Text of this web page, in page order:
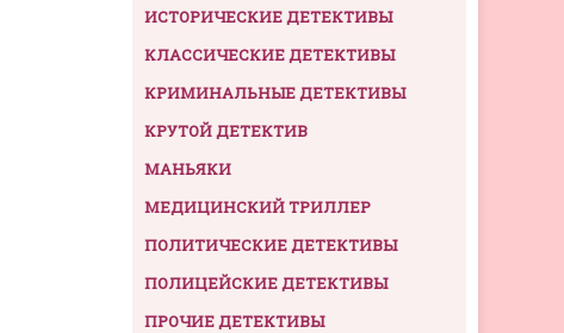
ИСТОРИЧЕСКИЕ ДЕТЕКТИВЫ
КЛАССИЧЕСКИЕ ДЕТЕКТИВЫ
КРИМИНАЛЬНЫЕ ДЕТЕКТИВЫ
КРУТОЙ ДЕТЕКТИВ
МАНЬЯКИ
МЕДИЦИНСКИЙ ТРИЛЛЕР
ПОЛИТИЧЕСКИЕ ДЕТЕКТИВЫ
ПОЛИЦЕЙСКИЕ ДЕТЕКТИВЫ
ПРОЧИЕ ДЕТЕКТИВЫ